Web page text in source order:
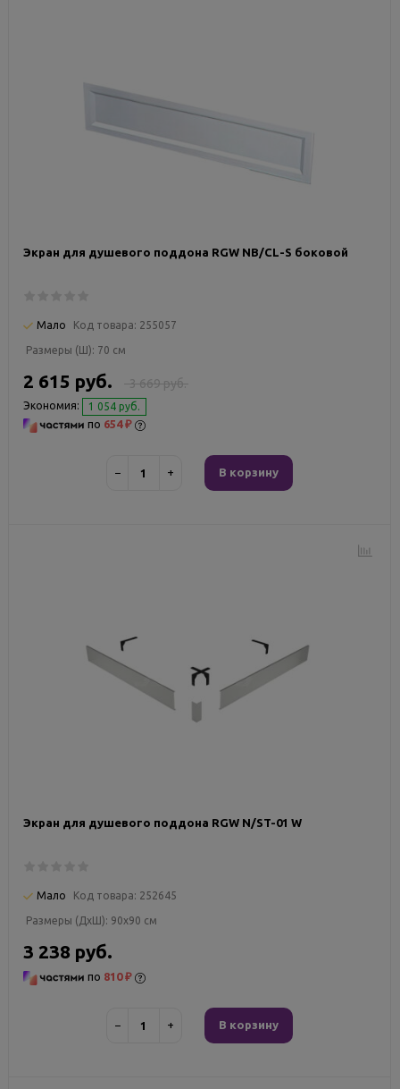
Экран для душевого поддона RGW NB/CL-S боковой
Мало Код товара: 255057
Размеры (Ш): 70 см
3 669 руб.
2 615 руб.
Экономия: 1 054 руб.
по 654 ₽
− + В корзину
Экран для душевого поддона RGW N/ST-01 W
Мало Код товара: 252645
Размеры (ДxШ): 90x90 см
3 238 руб.
по 810 ₽
− + В корзину